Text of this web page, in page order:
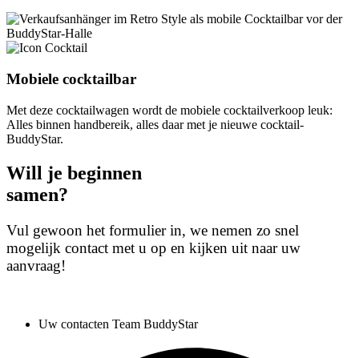
Mobiele cocktailbar
Met deze cocktailwagen wordt de mobiele cocktailverkoop leuk:
Alles binnen handbereik, alles daar met je nieuwe cocktail-
BuddyStar.
Will je beginnen
samen?
Vul gewoon het formulier in, we nemen zo snel
mogelijk contact met u op en kijken uit naar uw
aanvraag!
Uw contacten Team BuddyStar